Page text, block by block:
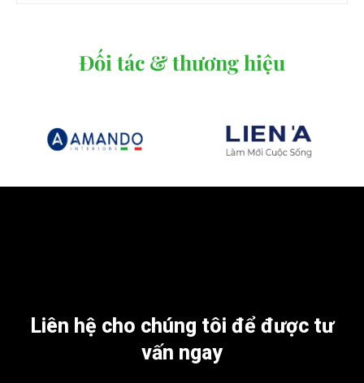
Đối tác & thương hiệu
Liên hệ cho chúng tôi để được tư
vấn ngay